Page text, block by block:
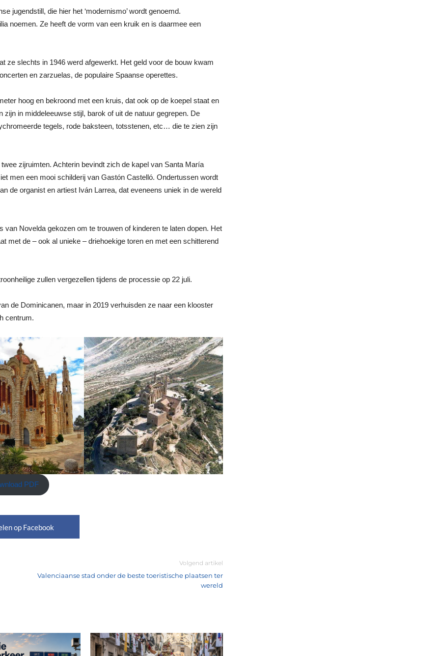
jugendstill, die hier het ‘modernismo’ wordt genoemd.
noemen. Ze heeft de vorm van een kruik en is daarmee een
ze slechts in 1946 werd afgewerkt. Het geld voor de bouw kwam
en zarzuelas, de populaire Spaanse operettes.
hoog en bekroond met een kruis, dat ook op de koepel staat en
in middeleeuwse stijl, barok of uit de natuur gegrepen. De
tegels, rode baksteen, totsstenen, etc… die te zien zijn
zijruimten. Achterin bevindt zich de kapel van Santa María
men een mooi schilderij van Gastón Castelló. Ondertussen wordt
de organist en artiest Iván Larrea, dat eveneens uniek in de wereld
Novelda gekozen om te trouwen of kinderen te laten dopen. Het
met de – ook al unieke – driehoekige toren en met een schitterend
zullen vergezellen tijdens de processie op 22 juli.
de Dominicanen, maar in 2019 verhuisden ze naar een klooster
centrum.
PDF
op Facebook
Volgend artikel
Valenciaanse stad onder de beste toeristische plaatsen ter
wereld